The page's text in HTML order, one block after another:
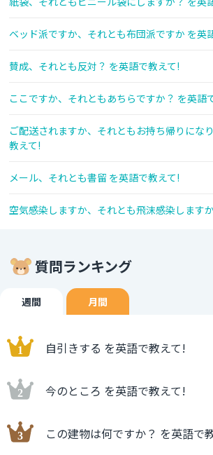
ベッド派ですか、それとも布団派ですか を英
賛成、それとも反対？ を英語で教えて!
ここですか、それともあちらですか？ を英語
ご配送されますか、それともお持ち帰りにな
教えて!
メール、それとも書留 を英語で教えて!
空気感染しますか、それとも飛沫感染します
質問ランキング
週間 月間
自引きする を英語で教えて!
今のところ を英語で教えて!
この建物は何ですか？ を英語で